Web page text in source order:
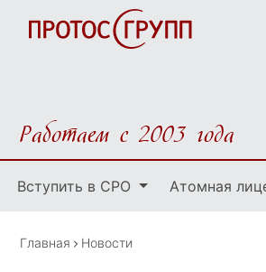
Работаем с 2003 года
Вступить в СРО Атомная
Главная Новости